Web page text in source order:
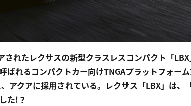
されたレクサスの新型クラスレスコンパクト「
ばれるコンパクトカー向けTNGAプラットフォー
アクアに採用されている。レクサス「LBX」は、
た!？